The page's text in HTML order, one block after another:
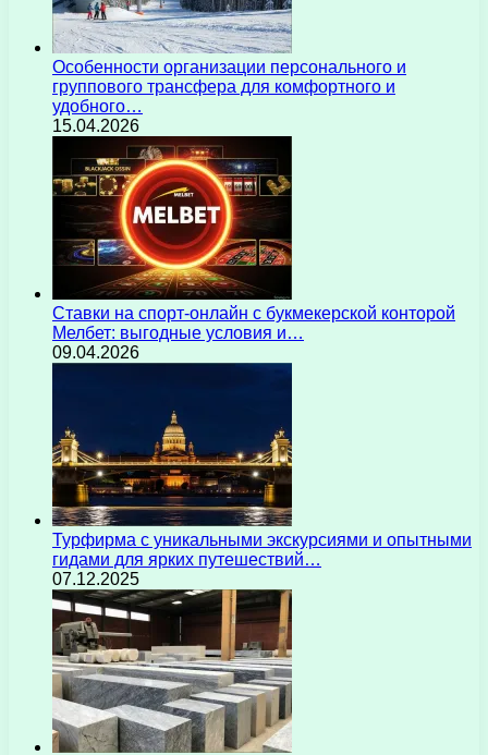
Особенности организации персонального и
группового трансфера для комфортного и
удобного…
15.04.2026
Ставки на спорт-онлайн с букмекерской конторой
Мелбет: выгодные условия и…
09.04.2026
Турфирма с уникальными экскурсиями и опытными
гидами для ярких путешествий…
07.12.2025